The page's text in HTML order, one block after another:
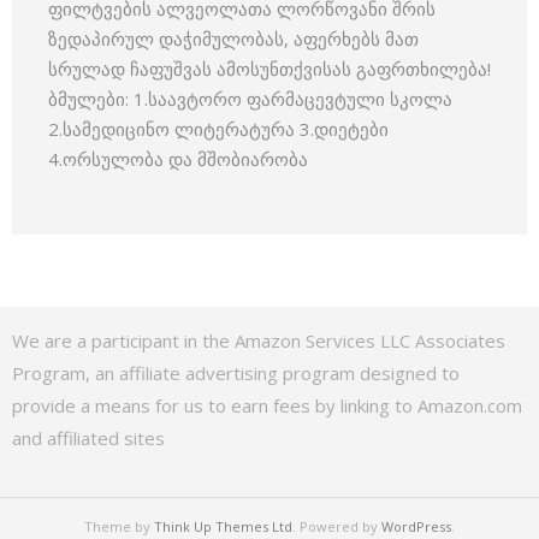
ფილტვების ალვეოლათა ლორწოვანი შრის
ზედაპირულ დაჭიმულობას, აფერხებს მათ
სრულად ჩაფუშვას ამოსუნთქვისას გაფრთხილება!
ბმულები: 1.საავტორო ფარმაცევტული სკოლა
2.სამედიცინო ლიტერატურა 3.დიეტები
4.ორსულობა და მშობიარობა
We are a participant in the Amazon Services LLC Associates
Program, an affiliate advertising program designed to
provide a means for us to earn fees by linking to Amazon.com
and affiliated sites
Theme by Think Up Themes Ltd. Powered by WordPress.